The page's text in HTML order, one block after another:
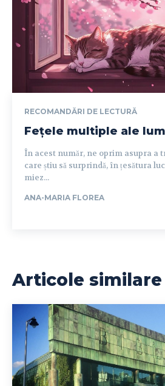
RECOMANDĂRI DE LECTURĂ
Fețele multiple ale
În acest număr, ne oprim asupra
care știu să surprindă, în țesătura
miez...
ANA-MARIA FLOREA
Articole similare